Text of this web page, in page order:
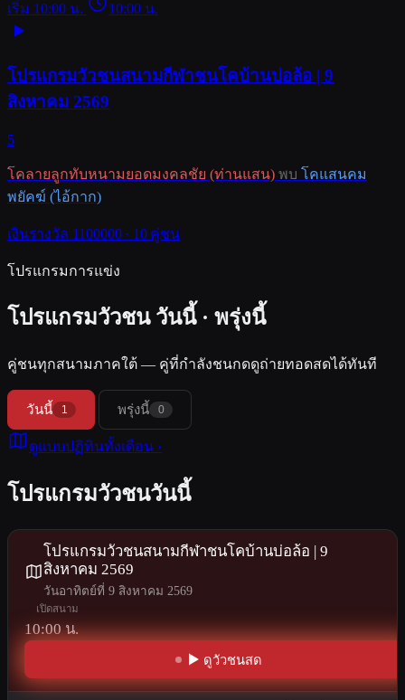
เริ่ม 10:00 น. 10:00 น.
โปรแกรมวัวชนสนามกีฬาชนโคบ้านบ่อล้อ | 9
สิงหาคม 2569
5
โคลายลูกทับหนามยอดมงคลชัย (ท่านแสน) พบ โคแสนคม
พยัคฆ์ (ไอ้กาก)
เงินรางวัล 1100000 · 10 คู่ชน
โปรแกรมการแข่ง
โปรแกรมวัวชนวันนี้ · พรุ่งนี้
คู่ชนทุกสนามภาคใต้ — คู่ที่กำลังชนกดดูถ่ายทอดสดได้ทันที
วันนี้ 1 พรุ่งนี้ 0
ดูแบบปฏิทินทั้งเดือน ›
โปรแกรมวัวชนวันนี้
โปรแกรมวัวชนสนามกีฬาชนโคบ้านบ่อล้อ | 9
สิงหาคม 2569
วันอาทิตย์ที่ 9 สิงหาคม 2569
ดูวัวชนสด
เปิดสนาม
10:00 น.